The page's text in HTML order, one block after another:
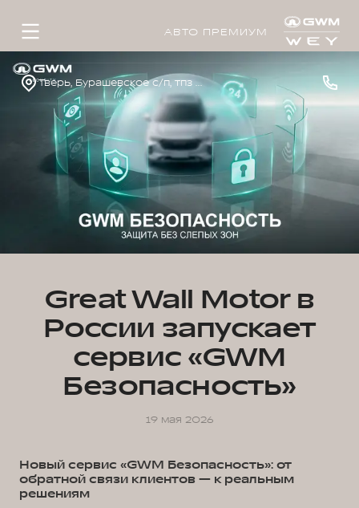
АВТО ПРЕМИУМ
Тверь, Бурашевское с/п, тпз Боровлево-1, стр. 4
Great Wall Motor в
России запускает
сервис «GWM
Безопасность»
19 мая 2026
Новый сервис «GWM Безопасность»: от
обратной связи клиентов — к реальным
решениям